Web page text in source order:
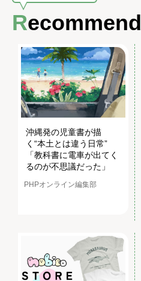
Recommend
沖縄発の児童書が描
く“本土とは違う日常”
「教科書に電車が出てく
るのが不思議だった」
PHPオンライン編集部